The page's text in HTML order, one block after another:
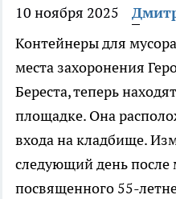
10 ноября 2025
Контейнеры для
места захоронения
Береста, теперь
площадке. Она
входа на кладбище.
следующий день после
посвященного 55-